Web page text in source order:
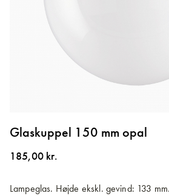
til
starten
billedgalleriet
Glaskuppel 150 mm opal
185,00 kr.
Lampeglas. Højde ekskl. gevind: 133